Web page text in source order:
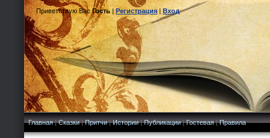
Приветствую Вас Гость|Регистрация|Вход
Главная|Сказки|Притчи|Истории|Публикации|Гостевая|Правила